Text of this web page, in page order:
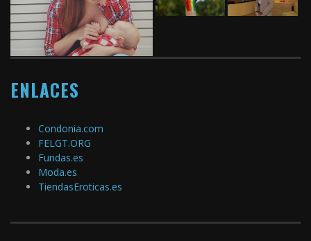
ENLACES
Condonia.com
FELGT.ORG
Fundas.es
Moda.es
TiendasEroticas.es